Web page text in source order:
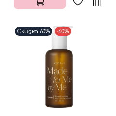
Скидка 60% -60%